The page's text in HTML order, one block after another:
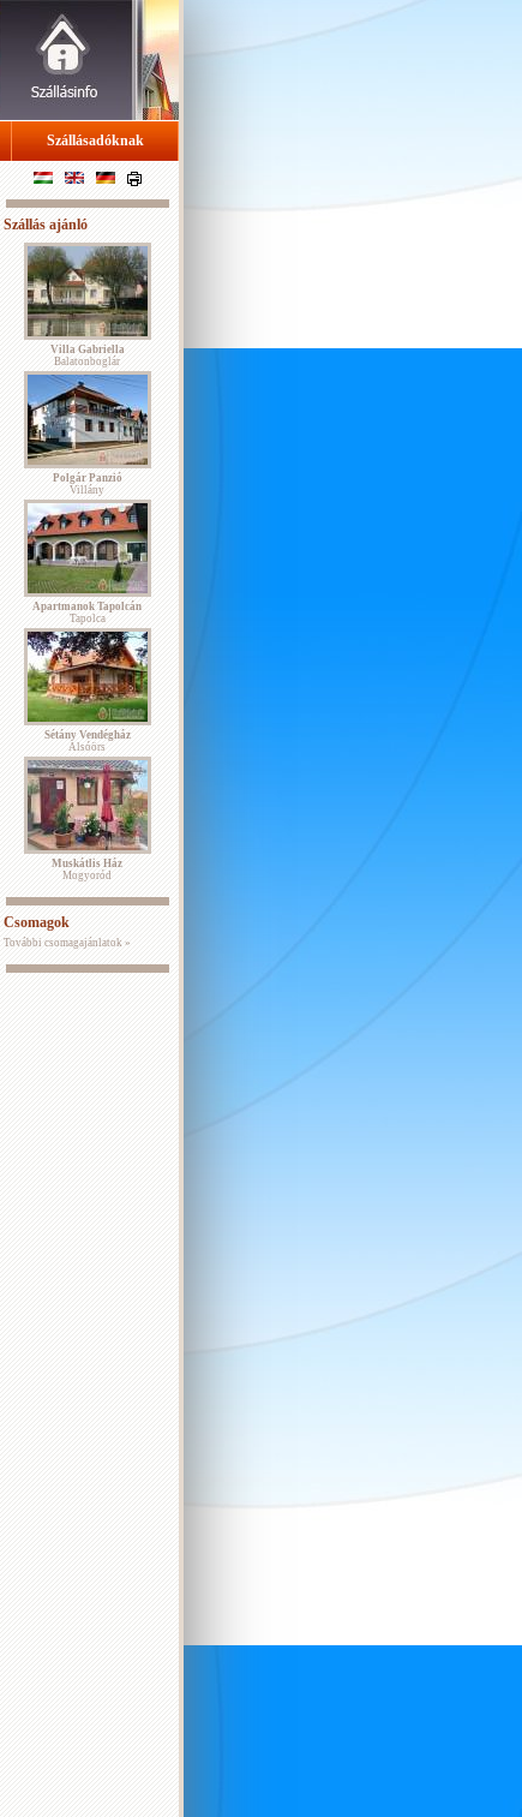
Szállásadóknak
Szállás ajánló
Villa Gabriella
Balatonboglár
Polgár Panzió
Villány
Apartmanok Tapolcán
Tapolca
Sétány Vendégház
Alsóörs
Muskátlis Ház
Mogyoród
Csomagok
További csomagajánlatok »